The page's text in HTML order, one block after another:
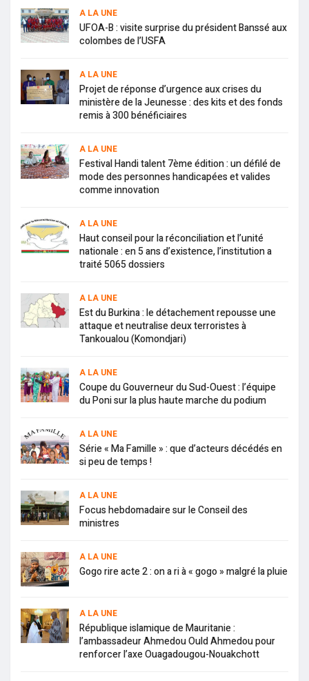
A LA UNE
UFOA-B : visite surprise du président Banssé aux
colombes de l’USFA
A LA UNE
Projet de réponse d’urgence aux crises du
ministère de la Jeunesse : des kits et des fonds
remis à 300 bénéficiaires
A LA UNE
Festival Handi talent 7ème édition : un défilé de
mode des personnes handicapées et valides
comme innovation
A LA UNE
Haut conseil pour la réconciliation et l’unité
nationale : en 5 ans d’existence, l’institution a
traité 5065 dossiers
A LA UNE
Est du Burkina : le détachement repousse une
attaque et neutralise deux terroristes à
Tankoualou (Komondjari)
A LA UNE
Coupe du Gouverneur du Sud-Ouest : l’équipe
du Poni sur la plus haute marche du podium
A LA UNE
Série « Ma Famille » : que d’acteurs décédés en
si peu de temps !
A LA UNE
Focus hebdomadaire sur le Conseil des
ministres
A LA UNE
Gogo rire acte 2 : on a ri à « gogo » malgré la pluie
A LA UNE
République islamique de Mauritanie :
l’ambassadeur Ahmedou Ould Ahmedou pour
renforcer l’axe Ouagadougou-Nouakchott